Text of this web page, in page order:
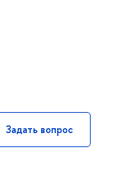
Задать вопрос